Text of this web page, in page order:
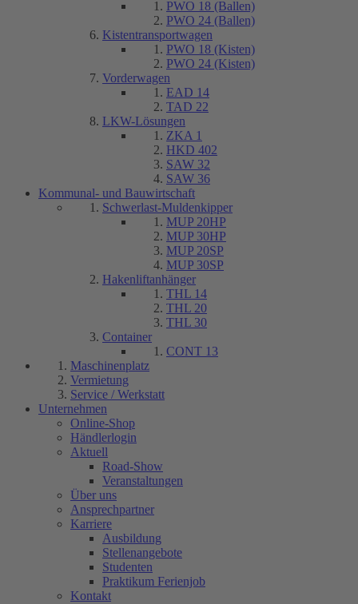
PWO 18 (Ballen)
PWO 24 (Ballen)
Kistentransportwagen
PWO 18 (Kisten)
PWO 24 (Kisten)
Vorderwagen
EAD 14
TAD 22
LKW-Lösungen
ZKA 1
HKD 402
SAW 32
SAW 36
Kommunal- und Bauwirtschaft
Schwerlast-Muldenkipper
MUP 20HP
MUP 30HP
MUP 20SP
MUP 30SP
Hakenliftanhänger
THL 14
THL 20
THL 30
Container
CONT 13
Maschinenplatz
Vermietung
Service / Werkstatt
Unternehmen
Online-Shop
Händlerlogin
Aktuell
Road-Show
Veranstaltungen
Über uns
Ansprechpartner
Karriere
Ausbildung
Stellenangebote
Studenten
Praktikum Ferienjob
Kontakt